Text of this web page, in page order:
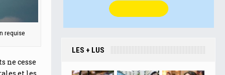
requise
ne cesse
LES + LUS